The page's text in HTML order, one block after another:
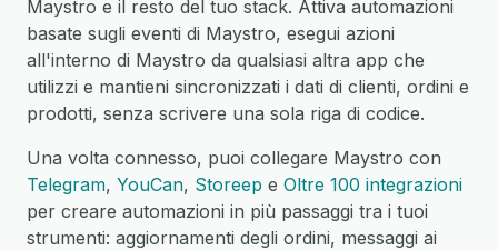
Maystro e il resto del tuo stack. Attiva automazioni
basate sugli eventi di Maystro, esegui azioni
all'interno di Maystro da qualsiasi altra app che
utilizzi e mantieni sincronizzati i dati di clienti, ordini e
prodotti, senza scrivere una sola riga di codice.
Una volta connesso, puoi collegare Maystro con
Telegram, YouCan, Storeep e Oltre 100 integrazioni
per creare automazioni in più passaggi tra i tuoi
strumenti: aggiornamenti degli ordini, messaggi ai